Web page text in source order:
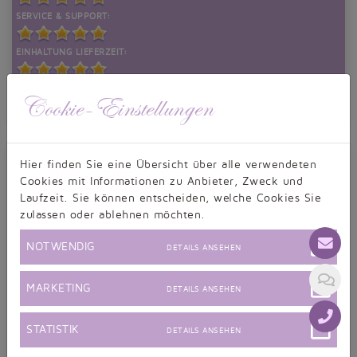
SERVICE & SUPPORT:
EINHALTUNG LIEFERZEIT:
Bewertung zu Brautkleid
TW0167B
Sonntag, 12.12.2021,
10:50
Vielen lieben Dank an das
gesamte Taubenweiss-
Mein Kleid ist ein Traum!
Ich selber hatte zwar
Schwierigkeiten beim
messen aber der
Kundendienst hat mich
Cookie-Einstellungen
Hier finden Sie eine Übersicht über alle verwendeten
Cookies mit Informationen zu Anbieter, Zweck und
Laufzeit. Sie können entscheiden, welche Cookies Sie
zulassen oder ablehnen möchten.
NOTWENDIG DETAILS ANSEHEN
MARKETING DETAILS ANSEHEN
STATISTIK DETAILS ANSEHEN